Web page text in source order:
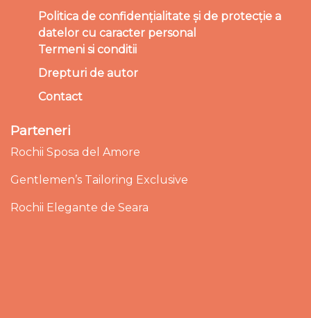
Politica de confidențialitate și de protecție a
datelor cu caracter personal
Termeni si conditii
Drepturi de autor
Contact
Parteneri
Rochii Sposa del Amore
Gentlemen’s Tailoring Exclusive
Rochii Elegante de Seara